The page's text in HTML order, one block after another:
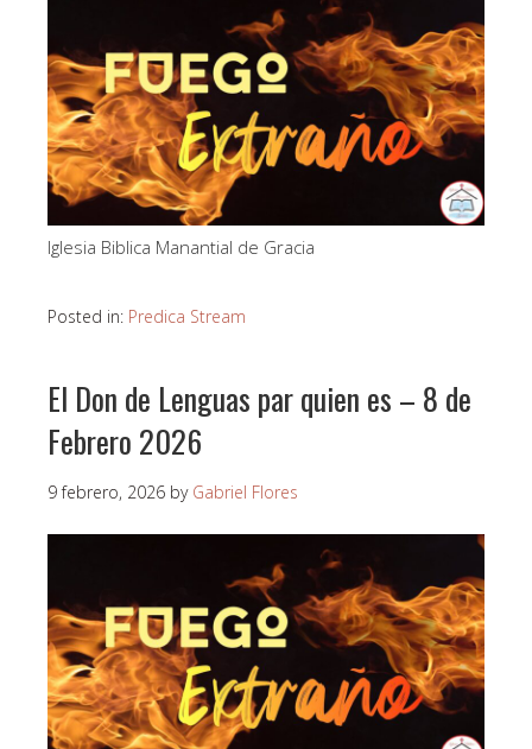
Iglesia Biblica Manantial de Gracia
Posted in: Predica Stream
El Don de Lenguas par quien es – 8 de
Febrero 2026
9 febrero, 2026 by Gabriel Flores